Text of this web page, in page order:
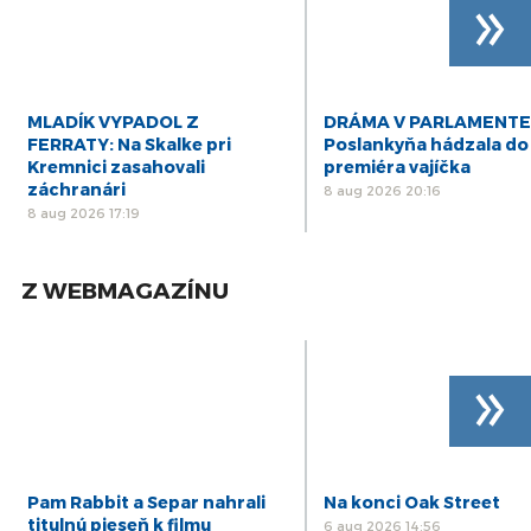
MLADÍK VYPADOL Z
FERRATY: Na Skalke pri
Kremnici zasahovali
záchranári
8 aug 2026 17:19
DRÁMA V
Poslankyňa hádzala do
premiéra vajíčka
8 aug 2026 20:16
»
Z WEBMAGAZÍNU
Pam Rabbit a Separ nahrali
titulnú pieseň k filmu
Na konci Oak Street
6 aug 2026 14:56
»